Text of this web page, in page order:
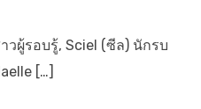
วผู้รอบรู้, Sciel (ซีล) นักรบ
[…]